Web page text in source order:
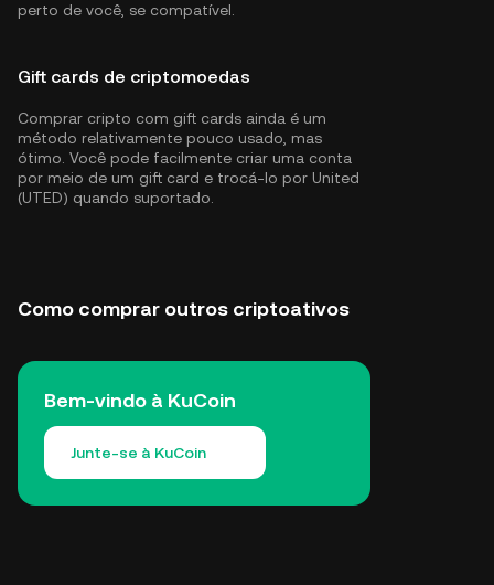
perto de você, se compatível.
Gift cards de criptomoedas
Comprar cripto com gift cards ainda é um
método relativamente pouco usado, mas
ótimo. Você pode facilmente criar uma conta
por meio de um gift card e trocá-lo por United
(UTED) quando suportado.
Como comprar outros criptoativos
Bem-vindo à KuCoin
Junte-se à KuCoin